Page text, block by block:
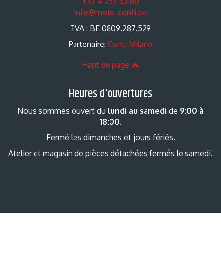
info@moto-conti.be
TVA : BE 0809.287.529
Partenaire: Conti Milano
Haut de page
Heures d'ouvertures
Nous sommes ouvert du lundi au samedi de 9:00 à
18:00.
Fermé les dimanches et jours fériés.
Atelier et magasin de pièces détachées fermés le samedi.